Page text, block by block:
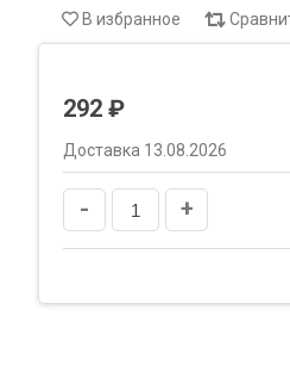
В избранное
292 ₽
Доставка 13.08.2026
- +